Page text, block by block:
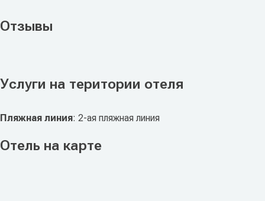
Отзывы
Услуги на територии отеля
Пляжная линия: 2-ая пляжная линия
Отель на карте